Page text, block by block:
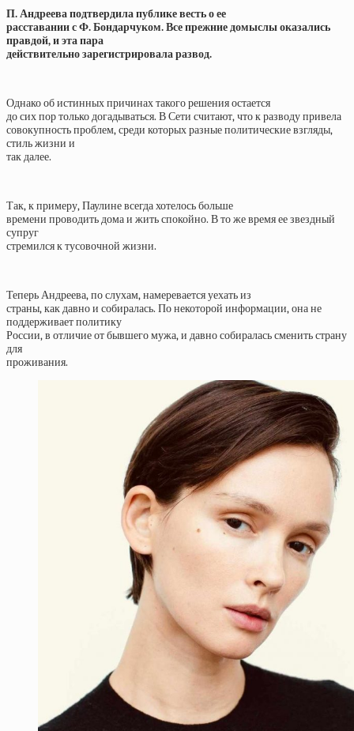
П. Андреева подтвердила публике весть о ее
расставании с Ф. Бондарчуком. Все прежние домыслы оказались
правдой, и эта пара
действительно зарегистрировала развод.
Однако об истинных причинах такого решения остается
до сих пор только догадываться. В Сети считают, что к разводу привела
совокупность проблем, среди которых разные политические взгляды,
стиль жизни и
так далее.
Так, к примеру, Паулине всегда хотелось больше
времени проводить дома и жить спокойно. В то же время ее звездный
супруг
стремился к тусовочной жизни.
Теперь Андреева, по слухам, намеревается уехать из
страны, как давно и собиралась. По некоторой информации, она не
поддерживает политику
России, в отличие от бывшего мужа, и давно собиралась сменить страну
для
проживания.